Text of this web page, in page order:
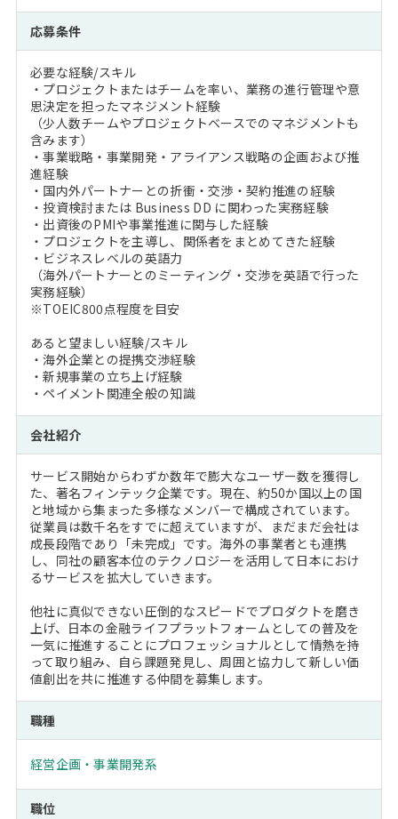
応募条件
必要な経験/スキル
・プロジェクトまたはチームを率い、業務の進行管理や意
思決定を担ったマネジメント経験
（少人数チームやプロジェクトベースでのマネジメントも
含みます）
・事業戦略・事業開発・アライアンス戦略の企画および推
進経験
・国内外パートナーとの折衝・交渉・契約推進の経験
・投資検討または Business DD に関わった実務経験
・出資後のPMIや事業推進に関与した経験
・プロジェクトを主導し、関係者をまとめてきた経験
・ビジネスレベルの英語力
（海外パートナーとのミーティング・交渉を英語で行った
実務経験）
※TOEIC800点程度を目安
あると望ましい経験/スキル
・海外企業との提携交渉経験
・新規事業の立ち上げ経験
・ペイメント関連全般の知識
会社紹介
サービス開始からわずか数年で膨大なユーザー数を獲得し
た、著名フィンテック企業です。現在、約50か国以上の国
と地域から集まった多様なメンバーで構成されています。
従業員は数千名をすでに超えていますが、まだまだ会社は
成長段階であり「未完成」です。海外の事業者とも連携
し、同社の顧客本位のテクノロジーを活用して日本におけ
るサービスを拡大していきます。
他社に真似できない圧倒的なスピードでプロダクトを磨き
上げ、日本の金融ライフプラットフォームとしての普及を
一気に推進することにプロフェッショナルとして情熱を持
って取り組み、自ら課題発見し、周囲と協力して新しい価
値創出を共に推進する仲間を募集します。
職種
経営企画・事業開発系
職位